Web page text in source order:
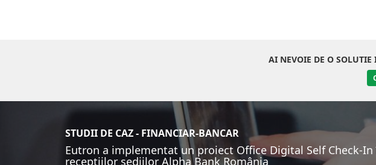
AI NEVOIE DE O SOLUTIE
STUDII DE CAZ - FINANCIAR-BANCAR
Eutron a implementat un proiect Office Digital Self Check-
recepțiilor sediilor Alpha Bank România